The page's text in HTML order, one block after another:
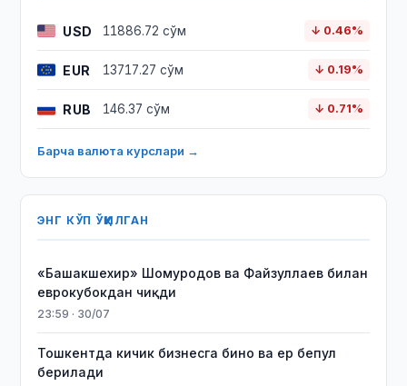
USD 11886.72 сўм ↓ 0.46%
EUR 13717.27 сўм ↓ 0.19%
RUB 146.37 сўм ↓ 0.71%
Барча валюта курслари →
ЭНГ КЎП ЎҚИЛГАН
«Башакшехир» Шомуродов ва Файзуллаев билан
еврокубокдан чиқди
23:59 · 30/07
Тошкентда кичик бизнесга бино ва ер бепул
берилади